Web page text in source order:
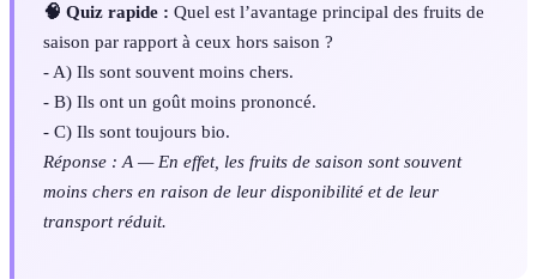
🧠 Quiz rapide : Quel est l’avantage principal des fruits de
saison par rapport à ceux hors saison ?
- A) Ils sont souvent moins chers.
- B) Ils ont un goût moins prononcé.
- C) Ils sont toujours bio.
Réponse : A — En effet, les fruits de saison sont souvent
moins chers en raison de leur disponibilité et de leur
transport réduit.